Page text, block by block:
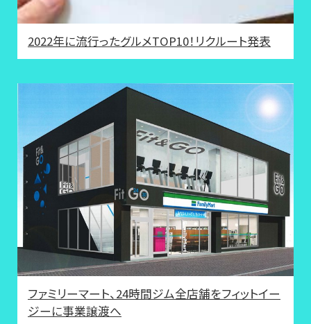
2022年に流行ったグルメTOP10！リクルート発表
ファミリーマート、24時間ジム全店舗をフィットイー
ジーに事業譲渡へ